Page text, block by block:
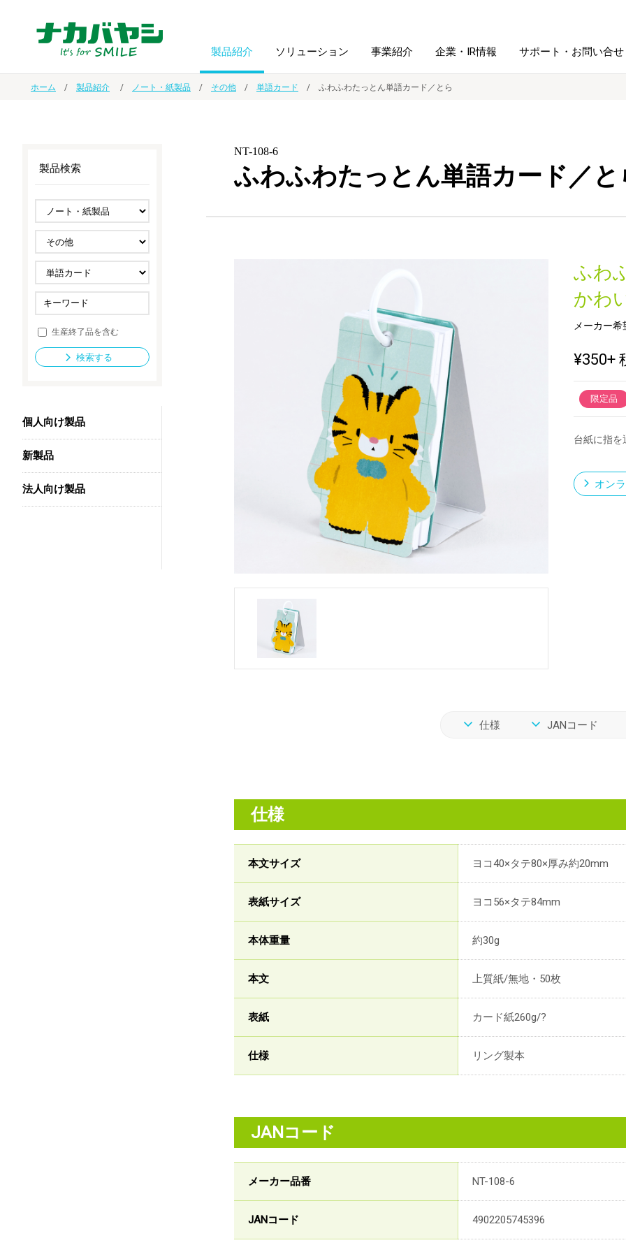
製品紹介
ノート・紙製品
ファイル・
ホルダー用品
スマートフォン・
タブレット関連
セキュリティ用品
法人向け製品 新製品一覧
ソリューション
オーダー手帳・ノベルティ制作 学校ソリューション
ドキュメントスキャニングサービス
導入事例
事業紹介 企業・IR情報
IR情報 沿革
サステナビリティ
サポート・お問い合せ
ホーム 製品紹介 ノート・紙製品 その他 単語カード ふわふわたっとん単語カード／とら
NT-108-6
ふわふわたっとん単語カード／と
ふわ
かわ
メーカー
¥350+
限定品
台紙に指を
オン
仕様 JANコード
仕様
本文サイズ ヨコ40×タテ80×厚み約20mm
表紙サイズ ヨコ56×タテ84mm
本体重量 約30g
本文 上質紙/無地・50枚
表紙 カード紙260g/?
仕様 リング製本
JANコード
メーカー品番 NT-108-6
JANコード 4902205745396
製品検索
生産終了品を含む
検索する
個人向け製品
新製品
法人向け製品